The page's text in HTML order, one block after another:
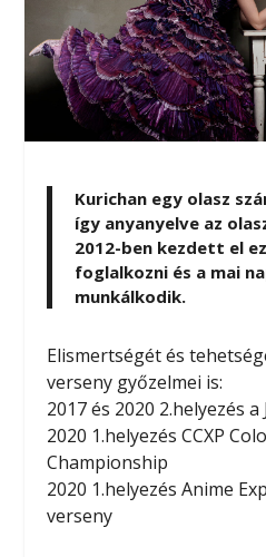
Kurichan egy olasz
így anyanyelve az
2012-ben kezdett el
foglalkozni és a mai
munkálkodik.
Elismertségét és
verseny győzelmei is:
2017 és 2020 2.helyezés a
2020 1.helyezés CCXP
Championship
2020 1.helyezés Anime
verseny